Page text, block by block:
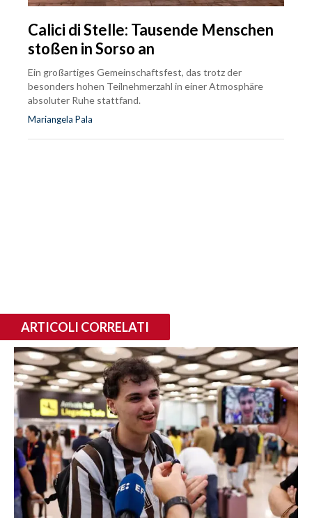
Calici di Stelle: Tausende Menschen
stoßen in Sorso an
Ein großartiges Gemeinschaftsfest, das trotz der
besonders hohen Teilnehmerzahl in einer Atmosphäre
absoluter Ruhe stattfand.
Mariangela Pala
ARTICOLI CORRELATI